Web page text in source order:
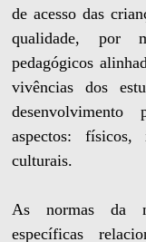
de acesso das
qualidade, por
pedagógicos
vivências dos
aspectos: físicos,
culturais.
As normas da
específicas